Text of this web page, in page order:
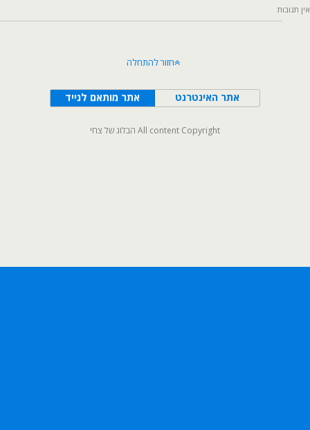
אין תגובות
חזור להתחלה
אתר מותאם לנייד אתר האינטרנט
All content Copyright הבלוג של צחי